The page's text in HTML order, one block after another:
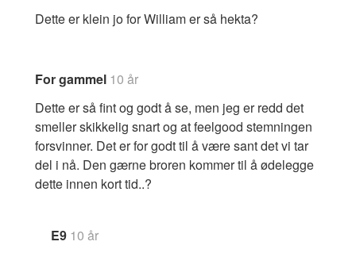
Dette er klein jo for William er så hekta?
For gammel 10 år
Dette er så fint og godt å se, men jeg er redd det
smeller skikkelig snart og at feelgood stemningen
forsvinner. Det er for godt til å være sant det vi tar
del i nå. Den gærne broren kommer til å ødelegge
dette innen kort tid..?
E9 10 år